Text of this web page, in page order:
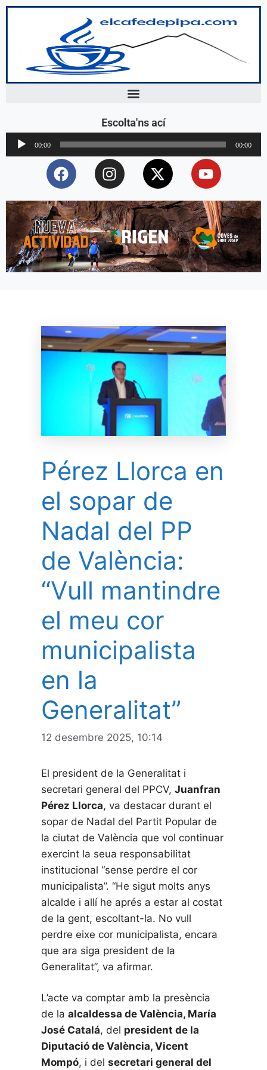
Escolta'ns ací
Reproductor
d'àudio
00:00 00:00
Pérez Llorca en
el sopar de
Nadal del PP
de València:
“Vull mantindre
el meu cor
municipalista
en la
Generalitat”
12 desembre 2025, 10:14
El president de la Generalitat i
secretari general del PPCV,Juanfran
Pérez Llorca, va destacar durant el
sopar de Nadal del Partit Popular de
la ciutat de València que vol continuar
exercint la seua responsabilitat
institucional “sense perdre el cor
municipalista”. “He sigut molts anys
alcalde i allí he aprés a estar al costat
de la gent, escoltant-la. No vull
perdre eixe cor municipalista, encara
que ara siga president de la
Generalitat”, va afirmar.
L’acte va comptar amb la presència
de laalcaldessa de València, María
José Catalá, del president de la
Diputació de València, Vicent
Mompó, i delsecretari general del